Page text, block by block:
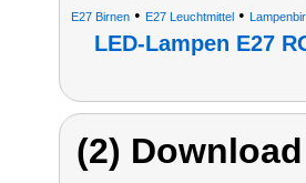
E27 Birnen • E27 Leuchtmittel •
LED-Lampen E27
(2)